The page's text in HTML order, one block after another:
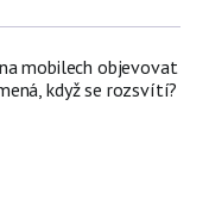
mobilech objevovat
když se rozsvítí?